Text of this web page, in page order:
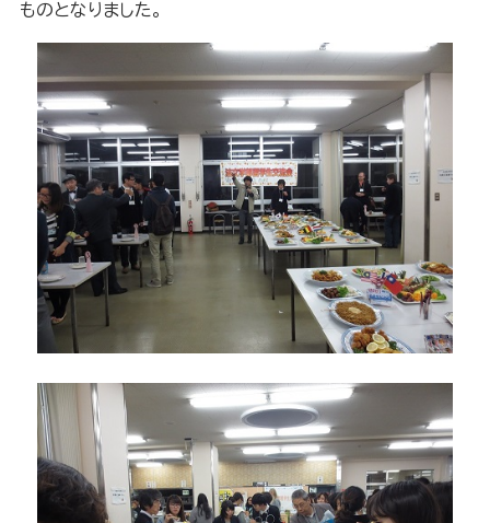
ものとなりました。